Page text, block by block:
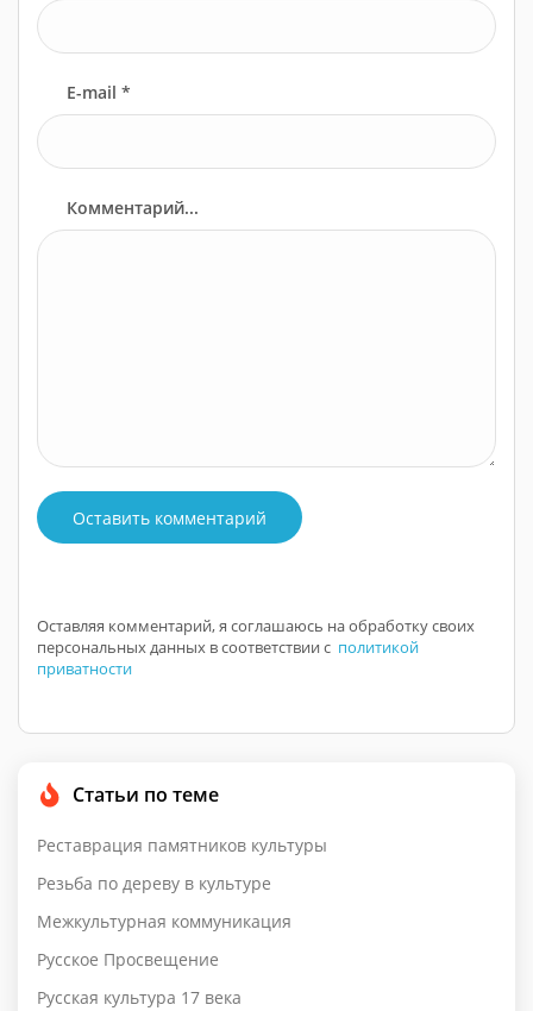
E-mail *
Комментарий...
Оставить комментарий
Оставляя комментарий, я соглашаюсь на обработку своих
персональных данных в соответствии с политикой
приватности
Статьи по теме
Реставрация памятников культуры
Резьба по дереву в культуре
Межкультурная коммуникация
Русское Просвещение
Русская культура 17 века